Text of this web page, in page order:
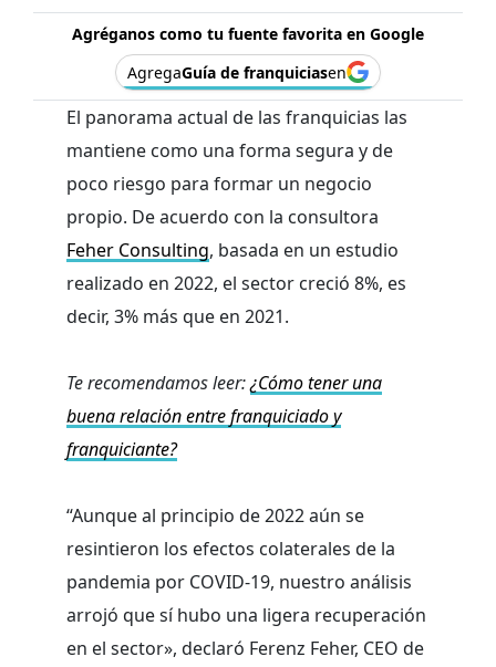
Agréganos como tu fuente favorita en Google
AgregaGuía de franquiciasen
El panorama actual de las franquicias las
mantiene como una forma segura y de
poco riesgo para formar un negocio
propio. De acuerdo con la consultora
Feher Consulting, basada en un estudio
realizado en 2022, el sector creció 8%, es
decir, 3% más que en 2021.
Te recomendamos leer:¿Cómo tener una
buena relación entre franquiciado y
franquiciante?
“Aunque al principio de 2022 aún se
resintieron los efectos colaterales de la
pandemia por COVID-19, nuestro análisis
arrojó que sí hubo una ligera recuperación
en el sector», declaró Ferenz Feher, CEO de